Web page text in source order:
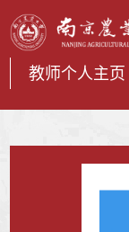
教师个人主页